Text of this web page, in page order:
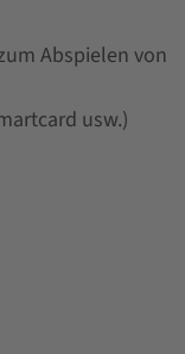
Abspielen von
usw.)